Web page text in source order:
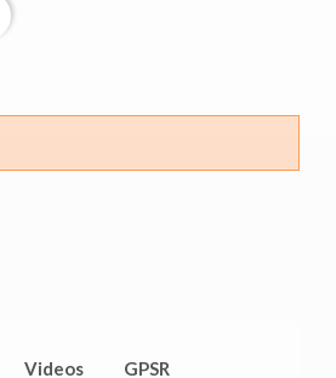
Videos GPSR